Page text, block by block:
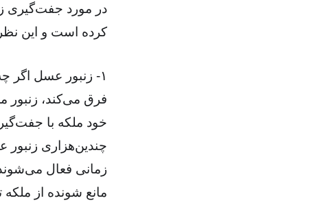
در مورد جفت‌گیری
کرده است و این
۱- زنبور عسل
فرق می‌کند، زنبور
خود ملکه با
چندین‌هزاری زنبور
زمانی فعال
مانع شونده از